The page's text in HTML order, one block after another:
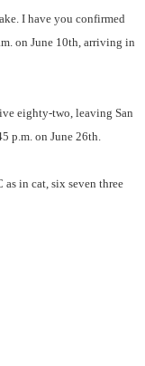
I have you confirmed
on June 10th, arriving in
eighty-two, leaving San
p.m. on June 26th.
in cat, six seven three